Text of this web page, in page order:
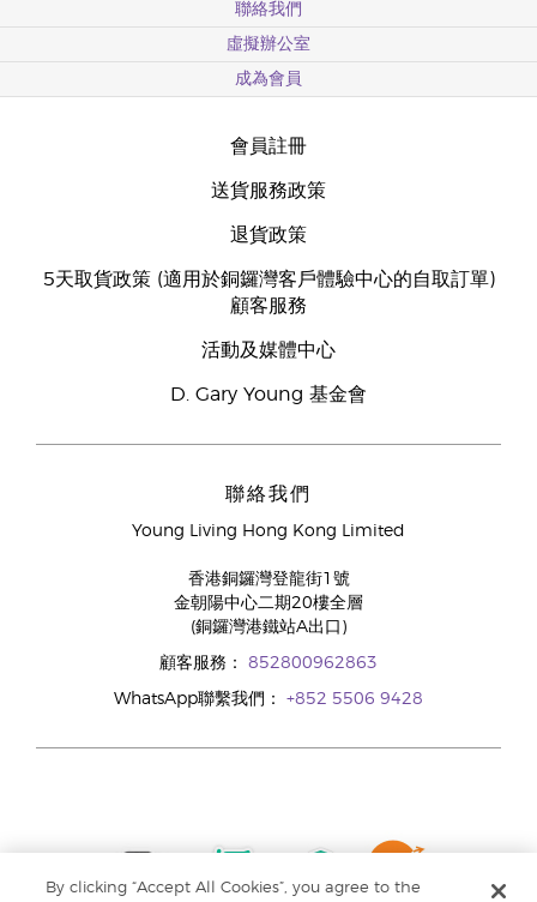
聯絡我們
虛擬辦公室
成為會員
會員註冊
送貨服務政策
退貨政策
5天取貨政策 (適用於銅鑼灣客戶體驗中心的自取訂單)
顧客服務
活動及媒體中心
D. Gary Young 基金會
聯絡我們
Young Living Hong Kong Limited
香港銅鑼灣登龍街1號
金朝陽中心二期20樓全層
(銅鑼灣港鐵站A出口)
顧客服務： 852800962863
WhatsApp聯繫我們： +852 5506 9428
By clicking “Accept All Cookies”, you agree to the